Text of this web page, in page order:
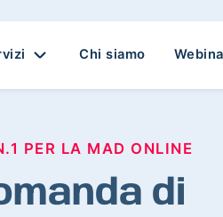
Chi siamo
PER LA MAD ONLINE
di